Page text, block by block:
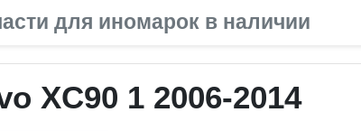
для иномарок в наличии
XC90 1 2006-2014